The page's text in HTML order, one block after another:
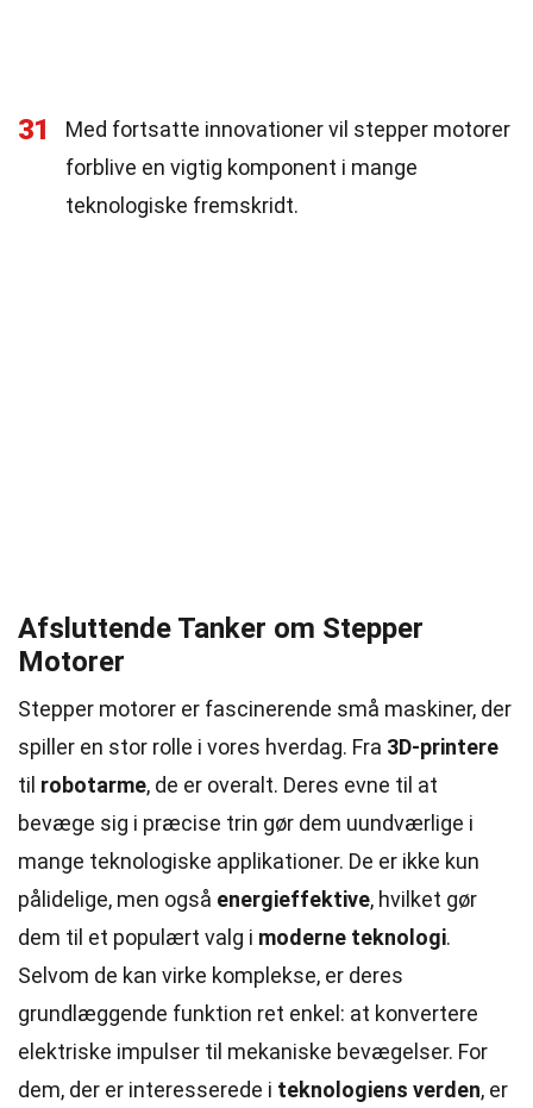
31
Med fortsatte innovationer vil stepper motorer
forblive en vigtig komponent i mange
teknologiske fremskridt.
Afsluttende Tanker om Stepper
Motorer
Stepper motorer er fascinerende små maskiner, der
spiller en stor rolle i vores hverdag. Fra 3D-printere
til robotarme, de er overalt. Deres evne til at
bevæge sig i præcise trin gør dem uundværlige i
mange teknologiske applikationer. De er ikke kun
pålidelige, men også energieffektive, hvilket gør
dem til et populært valg i moderne teknologi.
Selvom de kan virke komplekse, er deres
grundlæggende funktion ret enkel: at konvertere
elektriske impulser til mekaniske bevægelser. For
dem, der er interesserede i teknologiens verden, er